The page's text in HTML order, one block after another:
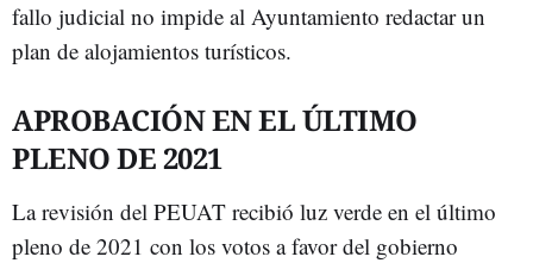
fallo judicial no impide al Ayuntamiento redactar un
plan de alojamientos turísticos.
APROBACIÓN EN EL ÚLTIMO
PLENO DE 2021
La revisión del PEUAT recibió luz verde en el último
pleno de 2021 con los votos a favor del gobierno